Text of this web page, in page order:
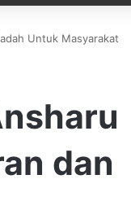
Untuk Masyarakat
dan